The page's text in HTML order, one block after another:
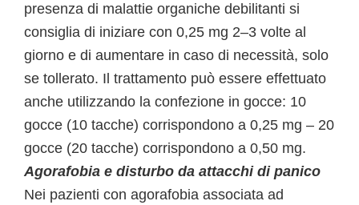
presenza di malattie organiche debilitanti si
consiglia di iniziare con 0,25 mg 2–3 volte al
giorno e di aumentare in caso di necessità, solo
se tollerato. Il trattamento può essere effettuato
anche utilizzando la confezione in gocce: 10
gocce (10 tacche) corrispondono a 0,25 mg – 20
gocce (20 tacche) corrispondono a 0,50 mg.
Agorafobia e disturbo da attacchi di panico
Nei pazienti con agorafobia associata ad